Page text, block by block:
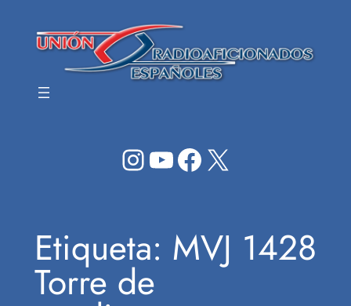
Instagram
YouTube
Facebook
X
Etiqueta: MVJ 1428
Torre de